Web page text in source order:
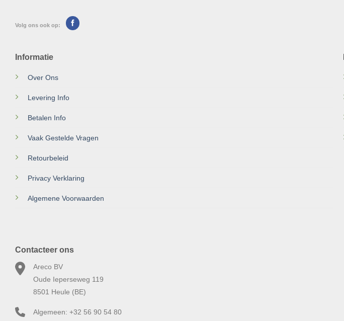
Volg ons ook op:
Informatie
Over Ons
Levering Info
Betalen Info
Vaak Gestelde Vragen
Retourbeleid
Privacy Verklaring
Algemene Voorwaarden
Contacteer ons
Areco BV
Oude Ieperseweg 119
8501 Heule (BE)
Algemeen: +32 56 90 54 80